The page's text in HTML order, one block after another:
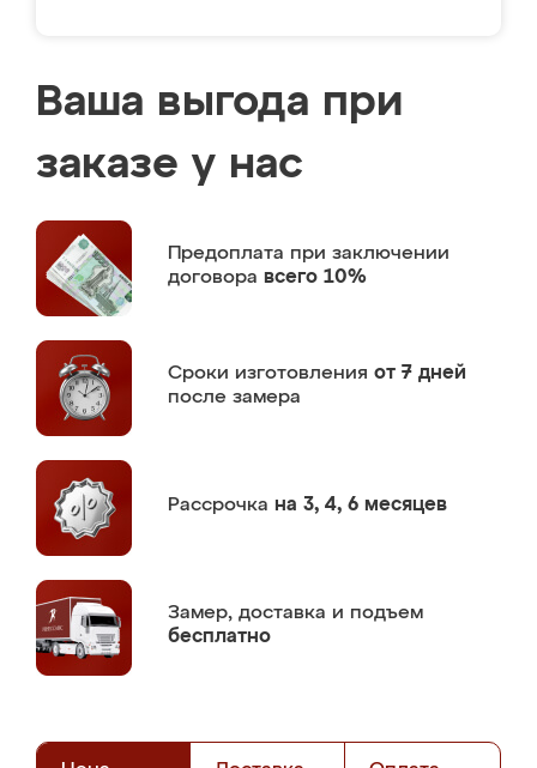
Ваша выгода при
заказе у нас
Предоплата при заключении
договора всего 10%
Сроки изготовления от 7 дней
после замера
Рассрочка на 3, 4, 6 месяцев
Замер, доставка и подъем
бесплатно